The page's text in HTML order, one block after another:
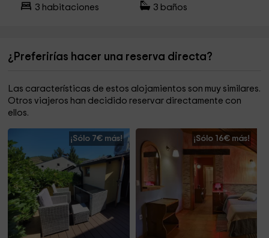
3 habitaciones 3 baños
¿Preferirías hacer una reserva directa?
Las características de estos alojamientos son muy similares.
Otros viajeros han decidido reservar directamente con
ellos.
¡Sólo 7€ más! ¡Sólo 16€ más!